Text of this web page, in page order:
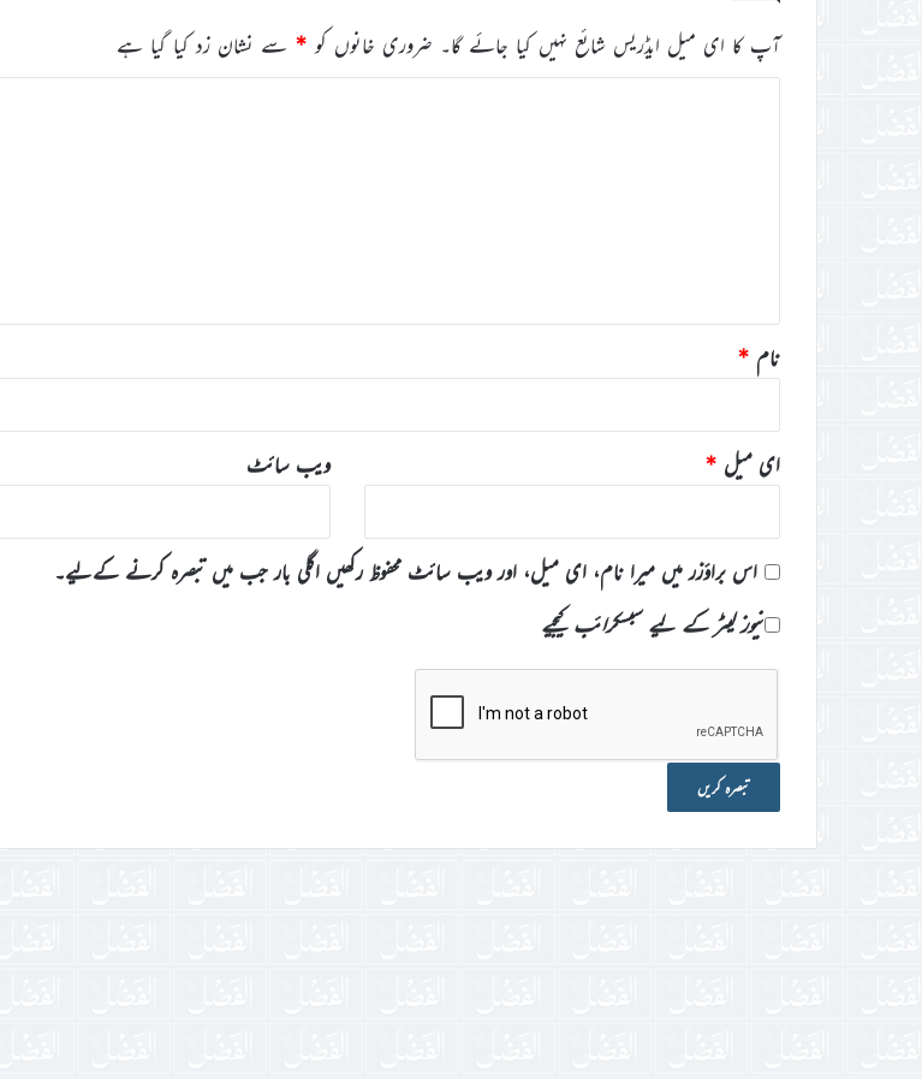
آپ کا ای میل ایڈریس شائع نہیں کیا جائے گا۔ ضروری خانوں کو * سے نشان زد کیا گیا ہے
نام *
ای میل * ویب‌ سائٹ
اس براؤزر میں میرا نام، ای میل، اور ویب سائٹ محفوظ رکھیں اگلی بار جب میں تبصرہ کرنے کےلیے۔
نیوز لیٹر کے لیے سبسکرائب کیجیے